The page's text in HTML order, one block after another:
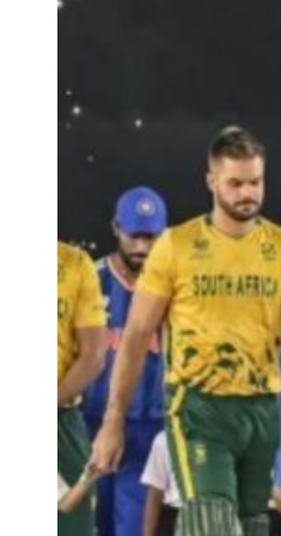
Team India’s Probable
केएल राहुल, यशस्वी जायसवाल, साई
(विकेटकीपर), ध्रुव जुरेल, नितीश
यादव, मोहम्मद सिराज और गुरनूर बराड़।
India vs Afghanistan
का स्क्वाड
शुभमन गिल (कप्तान), केएल राहुल
जुरेल (विकेटकीपर), साई सुदर्शन,
नितीश कुमार रेड्डी, वाशिंगटन सुंदर,